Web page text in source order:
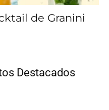
de Granini
Destacados